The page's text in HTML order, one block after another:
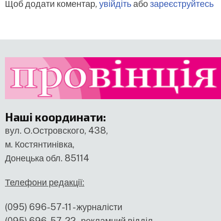
Щоб додати коментар, увійдітьабозареєструйтесь
Наші координати:
вул. О.Островского, 438,
м. Костянтинівка,
Донецька обл. 85114
Телефони редакції:
(095) 696-57-11 - журналісти